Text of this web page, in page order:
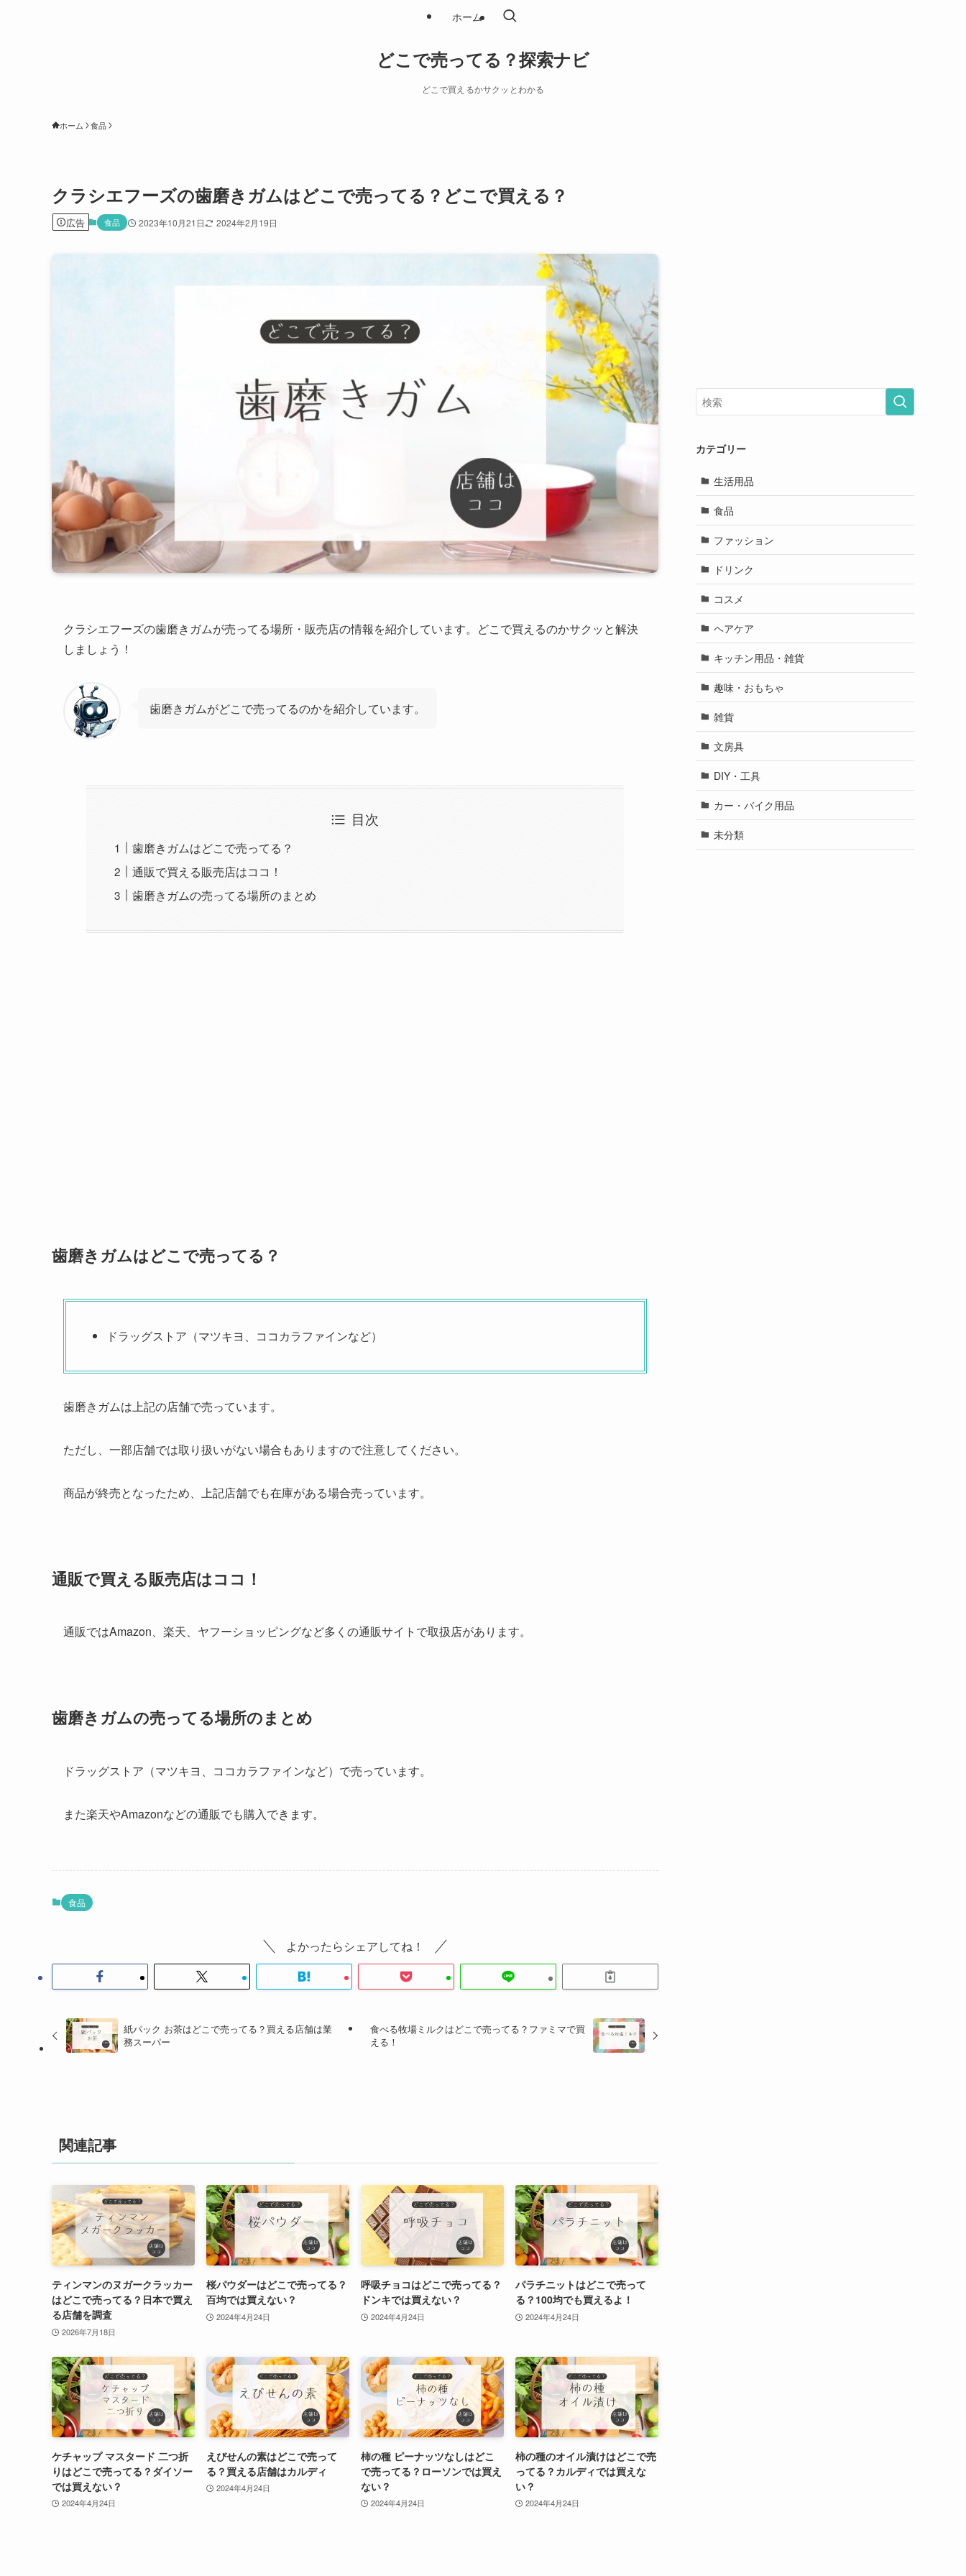
どこで売ってる？探索ナビ
どこで買えるかサクッとわかる
ホーム
ホーム 食品
クラシエフーズの歯磨きガムはどこで売ってる？どこで買える？
広告 食品 2023年10月21日 2024年2月19日
クラシエフーズの歯磨きガムが売ってる場所・販売店の情報を紹介しています。どこで買えるのかサクッと解決
しましょう！
歯磨きガムがどこで売ってるのかを紹介しています。
目次
歯磨きガムはどこで売ってる？
通販で買える販売店はココ！
歯磨きガムの売ってる場所のまとめ
歯磨きガムはどこで売ってる？
ドラッグストア（マツキヨ、ココカラファインなど）
歯磨きガムは上記の店舗で売っています。
ただし、一部店舗では取り扱いがない場合もありますので注意してください。
商品が終売となったため、上記店舗でも在庫がある場合売っています。
通販で買える販売店はココ！
通販ではAmazon、楽天、ヤフーショッピングなど多くの通販サイトで取扱店があります。
歯磨きガムの売ってる場所のまとめ
ドラッグストア（マツキヨ、ココカラファインなど）で売っています。
また楽天やAmazonなどの通販でも購入できます。
食品
よかったらシェアしてね！
紙パック お茶はどこで売ってる？買える店舗は業
務スーパー
食べる牧場ミルクはどこで売ってる？ファミマで買
える！
関連記事
ティンマンのヌガークラッカー
はどこで売ってる？日本で買え
る店舗を調査
2026年7月18日
桜パウダーはどこで売ってる？
百均では買えない？
2024年4月24日
呼吸チョコはどこで売ってる？
ドンキでは買えない？
2024年4月24日
パラチニットはどこで売って
る？100均でも買えるよ！
2024年4月24日
ケチャップ マスタード 二つ折
りはどこで売ってる？ダイソー
では買えない？
2024年4月24日
えびせんの素はどこで売って
る？買える店舗はカルディ
2024年4月24日
柿の種 ピーナッツなしはどこ
で売ってる？ローソンでは買え
ない？
2024年4月24日
柿の種のオイル漬けはどこで売
ってる？カルディでは買えな
い？
2024年4月24日
カテゴリー
生活用品
食品
ファッション
ドリンク
コスメ
ヘアケア
キッチン用品・雑貨
趣味・おもちゃ
雑貨
文房具
DIY・工具
カー・バイク用品
未分類